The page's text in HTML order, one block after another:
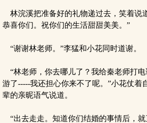
林浣溪把准备好的礼物递过去，笑着说
恭喜你们。祝你们的生活甜甜美美。”
“谢谢林老师。”李猛和小花同时道谢。
“林老师，你去哪儿了？我给秦老师打
游了-----我还担心你来不了呢。”小花仗着
辈的亲昵语气说道。
“出去走走。知道你们结婚的事情后，